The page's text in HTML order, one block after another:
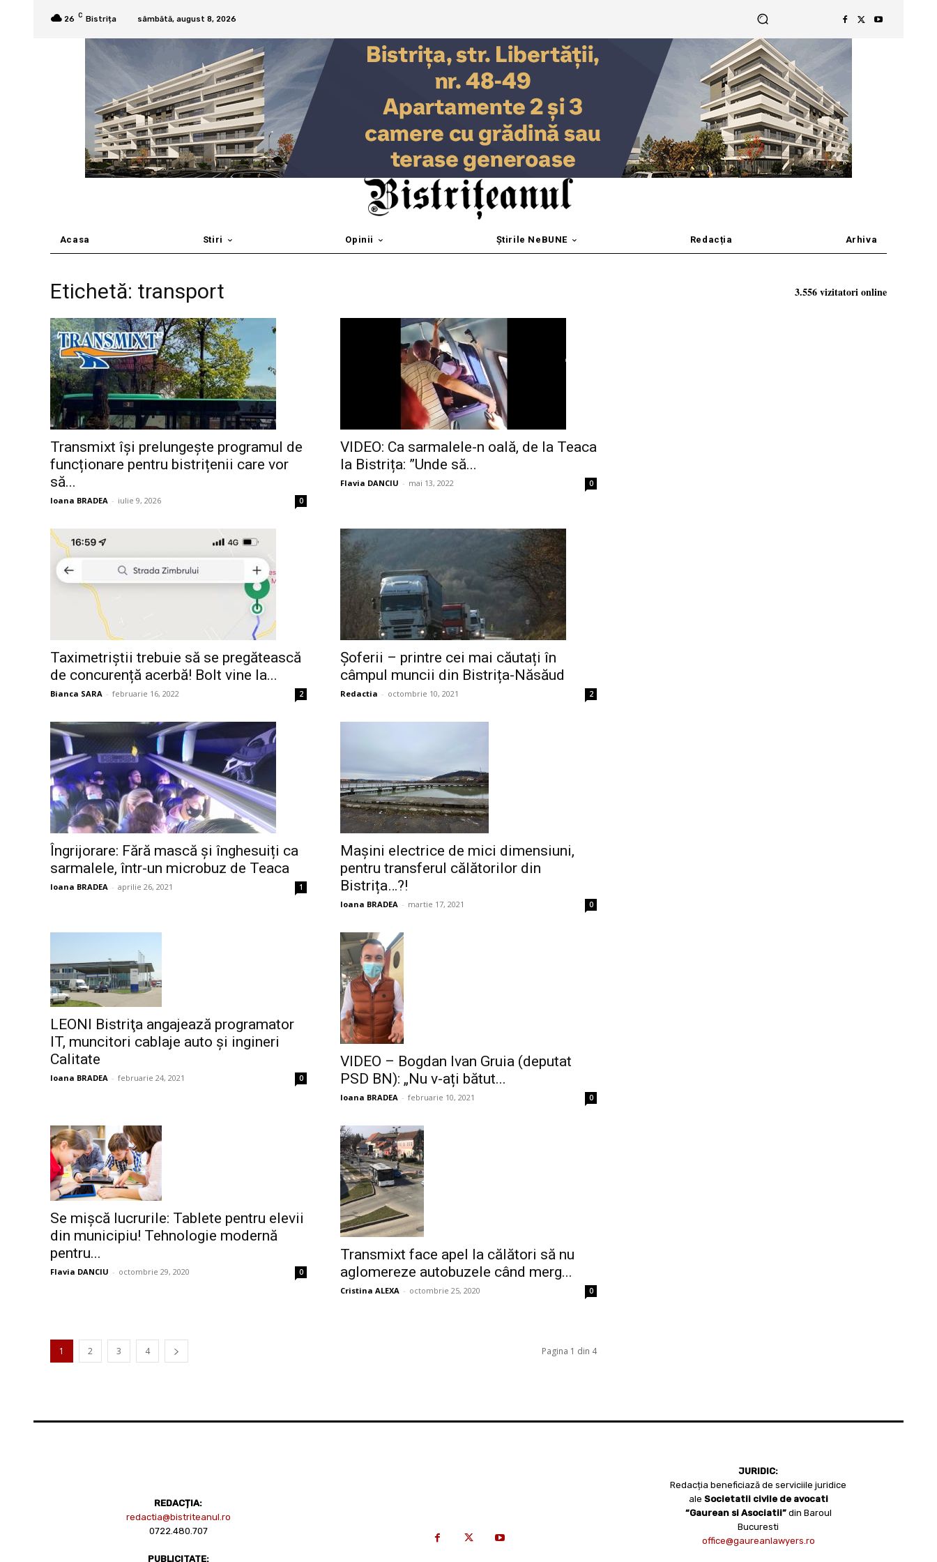
26 C Bistrița sâmbătă, august 8, 2026
Acasa Stiri Opinii Știrile NeBUNE Redacția Arhiva
Etichetă: transport
Transmixt își prelungește programul de
funcționare pentru bistrițenii care vor
să...
Ioana BRADEA - iulie 9, 2026 0
VIDEO: Ca sarmalele-n oală, de la Teaca
la Bistrița: ”Unde să...
Flavia DANCIU - mai 13, 2022 0
Taximetriștii trebuie să se pregătească
de concurență acerbă! Bolt vine la...
Bianca SARA - februarie 16, 2022 2
Șoferii – printre cei mai căutați în
câmpul muncii din Bistrița-Năsăud
Redactia - octombrie 10, 2021 2
Îngrijorare: Fără mască și înghesuiți ca
sarmalele, într-un microbuz de Teaca
Ioana BRADEA - aprilie 26, 2021 1
Mașini electrice de mici dimensiuni,
pentru transferul călătorilor din
Bistrița…?!
Ioana BRADEA - martie 17, 2021 0
LEONI Bistriţa angajează programator
IT, muncitori cablaje auto și ingineri
Calitate
Ioana BRADEA - februarie 24, 2021 0
VIDEO – Bogdan Ivan Gruia (deputat
PSD BN): „Nu v-ați bătut...
Ioana BRADEA - februarie 10, 2021 0
Se mișcă lucrurile: Tablete pentru elevii
din municipiu! Tehnologie modernă
pentru...
Flavia DANCIU - octombrie 29, 2020 0
Transmixt face apel la călători să nu
aglomereze autobuzele când merg...
Cristina ALEXA - octombrie 25, 2020 0
1 2 3 4 Pagina 1 din 4
3.556 vizitatori online
REDACȚIA:
redactia@bistriteanul.ro
0722.480.707
PUBLICITATE:
JURIDIC:
Redacția beneficiază de serviciile juridice
ale Societatii civile de avocati
“Gaurean si Asociatii” din Baroul
Bucuresti
office@gaureanlawyers.ro